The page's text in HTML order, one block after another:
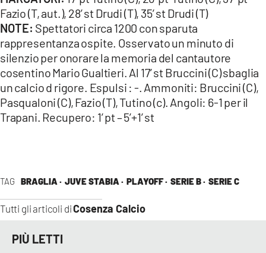
TAG BRAGLIA · JUVE STABIA · PLAYOFF · SERIE B · SERIE C
Tutti gli articoli diCosenza Calcio
Fazio (T, aut.), 28’ st Drudi (T), 35’ st Drudi (T)
NOTE: Spettatori circa 1200 con sparuta
rappresentanza ospite. Osservato un minuto di
silenzio per onorare la memoria del cantautore
cosentino Mario Gualtieri. Al 17’ st Bruccini (C) sbaglia
un calcio d rigore. Espulsi : -. Ammoniti: Bruccini (C),
Pasqualoni (C), Fazio (T), Tutino (c). Angoli: 6-1 per il
Trapani. Recupero: 1’ pt – 5’+1’ st
PIÙ LETTI